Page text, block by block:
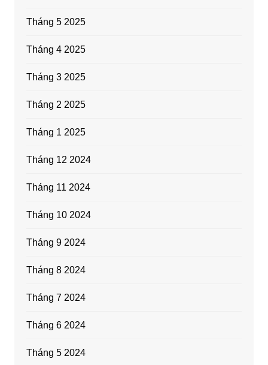
Tháng 5 2025
Tháng 4 2025
Tháng 3 2025
Tháng 2 2025
Tháng 1 2025
Tháng 12 2024
Tháng 11 2024
Tháng 10 2024
Tháng 9 2024
Tháng 8 2024
Tháng 7 2024
Tháng 6 2024
Tháng 5 2024